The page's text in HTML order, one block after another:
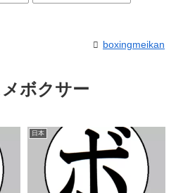
boxingmeikan
ボクサー
日本